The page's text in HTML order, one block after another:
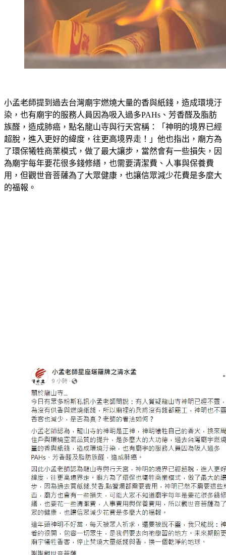
小孟老師提到過去台灣廟宇燃燒大量的香與紙錢，造成環境汙
染，也有廟宇的服務人員因為吸入過多PAHs、芳香醛及脂肪
族醛，造成肺癌，點名龍山寺與行天宮稱：「神明的境界已經
超脫，進入更好的緯度，往更高境界走！」他也指出，廟方為
了環保犧牲商業模式，做了最大讓步，當然會有一些損失，因
為廟宇每年要花很多錢修繕，也需要清潔費、人事與保養費
用，但觀世音菩薩為了大眾健康，也讓信眾減少花費是多麼大